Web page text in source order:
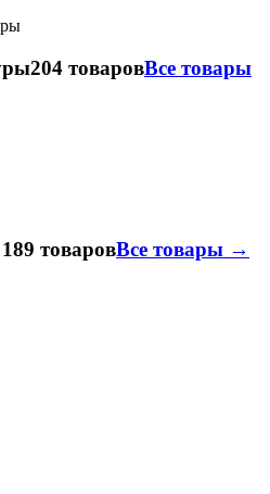
204 товаровВсе товары
товаровВсе товары →